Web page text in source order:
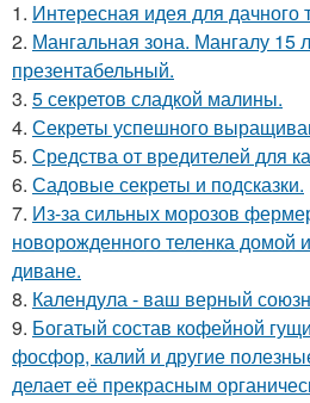
1. Интересная идея для дачного
2. Мангальная зона. Мангалу 15
презентабельный.
3. 5 секретов сладкой малины.
4. Секреты успешного
5. Средства от вредителей для
6. Садовые секреты и подсказки.
7. Из-за сильных морозов
новорожденного теленка домой
диване.
8. Календула - ваш верный
9. Богатый состав кофейной
фосфор, калий и другие
делает её прекрасным